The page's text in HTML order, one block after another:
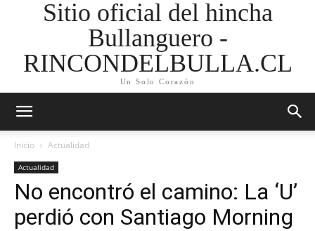
Sitio oficial del hincha
Bullanguero -
RINCONDELBULLA.CL
Un Solo Corazón
Inicio Actualidad
Actualidad
No encontró el camino: La ‘U’
perdió con Santiago Morning